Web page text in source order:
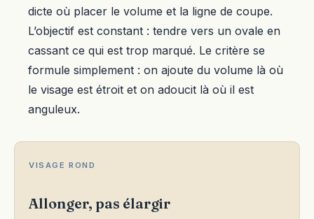
dicte où placer le volume et la ligne de coupe.
L’objectif est constant : tendre vers un ovale en
cassant ce qui est trop marqué. Le critère se
formule simplement : on ajoute du volume là où
le visage est étroit et on adoucit là où il est
anguleux.
VISAGE ROND
Allonger, pas élargir